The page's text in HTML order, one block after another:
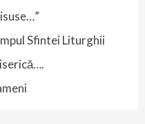
Sfintei Liturghii